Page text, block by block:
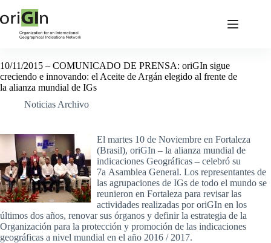
10/11/2015 – COMUNICADO DE PRENSA: oriGIn sigue
creciendo e innovando: el Aceite de Argán elegido al frente de
la alianza mundial de IGs
Noticias Archivo
El martes 10 de Noviembre en Fortaleza
(Brasil), oriGIn – la alianza mundial de
indicaciones Geográficas – celebró su
7a Asamblea General. Los representantes de
las agrupaciones de IGs de todo el mundo se
reunieron en Fortaleza para revisar las
actividades realizadas por oriGIn en los
últimos dos años, renovar sus órganos y definir la estrategia de la
Organización para la protección y promoción de las indicaciones
geográficas a nivel mundial en el año 2016 / 2017.